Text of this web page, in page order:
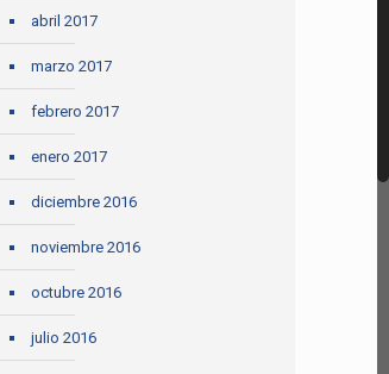
abril 2017
marzo 2017
febrero 2017
enero 2017
diciembre 2016
noviembre 2016
octubre 2016
julio 2016